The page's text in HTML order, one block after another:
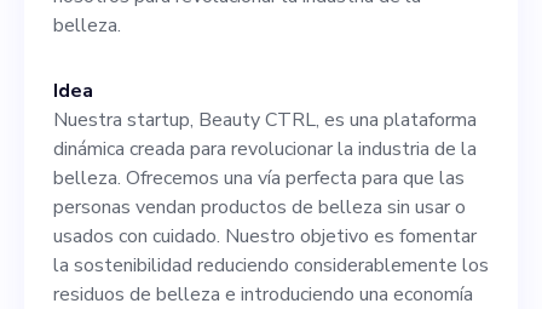
negocio. Si te apasiona la
belleza, la sostenibilidad y
te encantan las redes
sociales, postula y únete a
nosotros para revolucionar
la industria de la belleza.
belleza.
Idea
Nuestra startup, Beauty CTRL, es una plataforma
dinámica creada para revolucionar la industria de la
belleza. Ofrecemos una vía perfecta para que las
personas vendan productos de belleza sin usar o
usados con cuidado. Nuestro objetivo es fomentar
la sostenibilidad reduciendo considerablemente los
residuos de belleza e introduciendo una economía